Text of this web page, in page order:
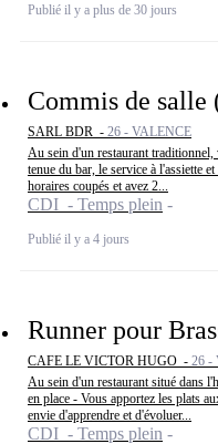
Publié il y a plus de 30 jours
Commis de salle
SARL BDR - 26 - VALENCE
Au sein d'un restaurant traditionnel,
tenue du bar, le service à l'assiette
horaires coupés et avez 2...
CDI - Temps plein
Publié il y a 4 jours
Runner pour
CAFE LE VICTOR HUGO - 26 -
Au sein d'un restaurant situé dans
en place - Vous apportez les plats
envie d'apprendre et d'évoluer...
CDI - Temps plein